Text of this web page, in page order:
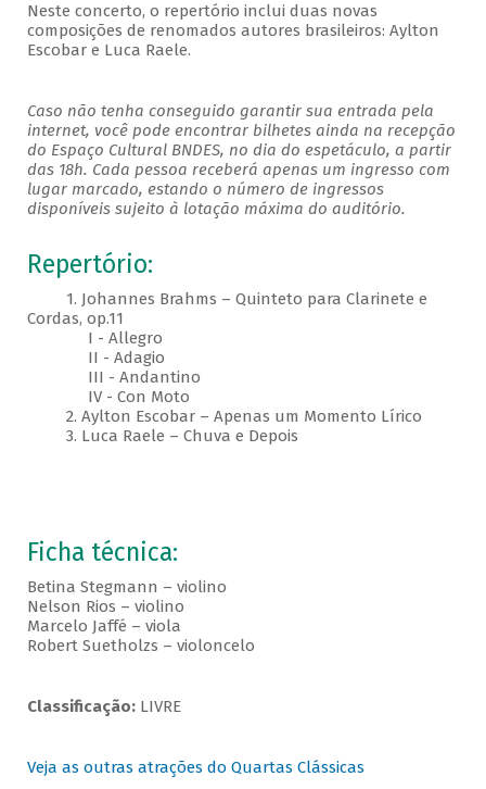
Neste concerto, o repertório inclui duas novas
composições de renomados autores brasileiros: Aylton
Escobar e Luca Raele.
Caso não tenha conseguido garantir sua entrada pela
internet, você pode encontrar bilhetes ainda na recepção
do Espaço Cultural BNDES, no dia do espetáculo, a partir
das 18h. Cada pessoa receberá apenas um ingresso com
lugar marcado, estando o número de ingressos
disponíveis sujeito à lotação máxima do auditório.
Repertório:
1. Johannes Brahms – Quinteto para Clarinete e
Cordas, op.11
I - Allegro
II - Adagio
III - Andantino
IV - Con Moto
2. Aylton Escobar – Apenas um Momento Lírico
3. Luca Raele – Chuva e Depois
Ficha técnica:
Betina Stegmann – violino
Nelson Rios – violino
Marcelo Jaffé – viola
Robert Suetholzs – violoncelo
Classificação:LIVRE
Veja as outras atrações do Quartas Clássicas